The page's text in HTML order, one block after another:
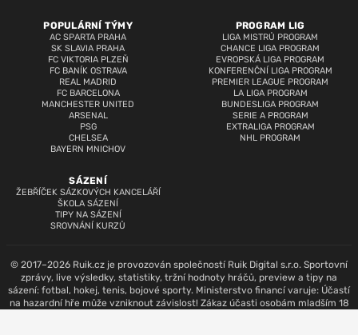
POPULÁRNÍ TÝMY
AC SPARTA PRAHA
SK SLAVIA PRAHA
FC VIKTORIA PLZEŇ
FC BANÍK OSTRAVA
REAL MADRID
FC BARCELONA
MANCHESTER UNITED
ARSENAL
PSG
CHELSEA
BAYERN MNICHOV
PROGRAM LIG
LIGA MISTRŮ PROGRAM
CHANCE LIGA PROGRAM
EVROPSKÁ LIGA PROGRAM
KONFERENČNÍ LIGA PROGRAM
PREMIER LEAGUE PROGRAM
LA LIGA PROGRAM
BUNDESLIGA PROGRAM
SERIE A PROGRAM
EXTRALIGA PROGRAM
NHL PROGRAM
SÁZENÍ
ŽEBŘÍČEK SÁZKOVÝCH KANCELÁŘÍ
ŠKOLA SÁZENÍ
TIPY NA SÁZENÍ
SROVNÁNÍ KURZŮ
© 2017–2026 Ruik.cz je provozován společností Ruik Digital s.r.o. Sportovní
zprávy, live výsledky, statistiky, tržní hodnoty hráčů, preview a tipy na
sázení: fotbal, hokej, tenis, bojové sporty. Ministerstvo financí varuje: Účastí
na hazardní hře může vzniknout závislost! Zákaz účasti osobám mladším 18